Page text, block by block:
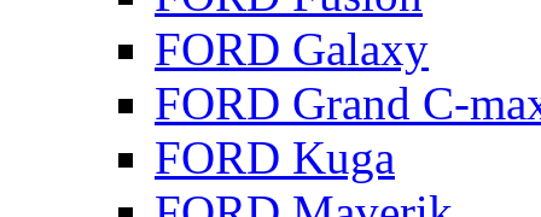
FORD Galaxy
FORD Grand C-
FORD Kuga